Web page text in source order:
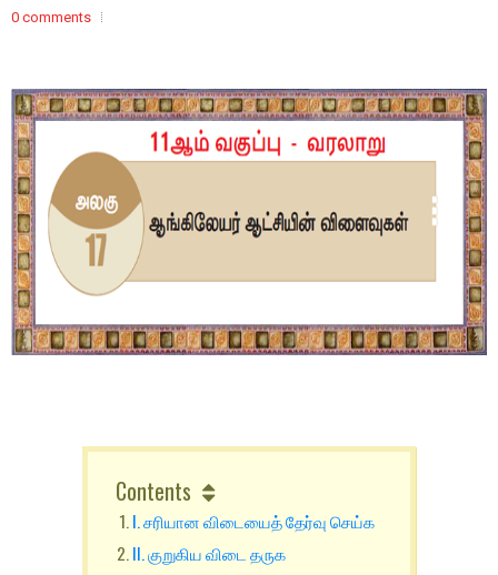
0 comments
Contents
I. சரியான விடையைத் தேர்வு செய்க
II. குறுகிய விடை தருக